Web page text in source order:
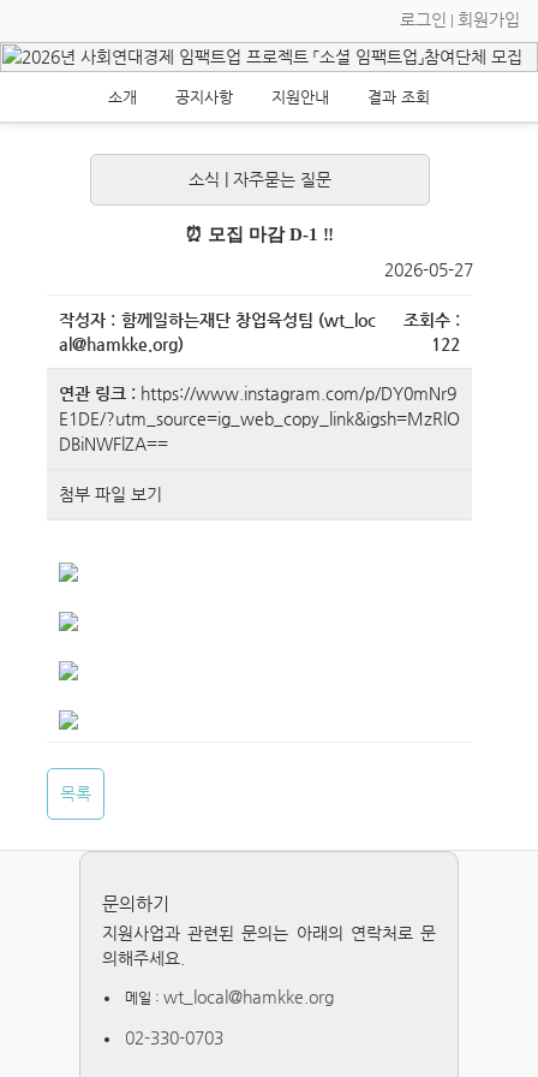
로그인 회원가입
소개 공지사항 지원안내 결과 조회
소식 자주묻는 질문
⏰ 모집 마감 D-1 ‼️
2026-05-27
작성자 : 함께일하는재단 창업육성팀 (wt_loc
al@hamkke.org)
조회수 :
122
연관 링크 : https://www.instagram.com/p/DY0mNr9
E1DE/?utm_source=ig_web_copy_link&igsh=MzRlO
DBiNWFlZA==
첨부 파일 보기
목록
문의하기
지원사업과 관련된 문의는 아래의 연락처로 문
의해주세요.
메일 :wt_local@hamkke.org
02-330-0703